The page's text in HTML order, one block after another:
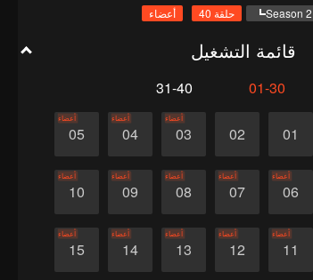
Season 2 حلقة 40 أعضاء
قائمة التشغيل
01-30
31-40
01
02
03
أعضاء
04
أعضاء
05
أعضاء
06
أعضاء
07
أعضاء
08
أعضاء
09
أعضاء
10
أعضاء
11
أعضاء
12
أعضاء
13
أعضاء
14
أعضاء
15
أعضاء